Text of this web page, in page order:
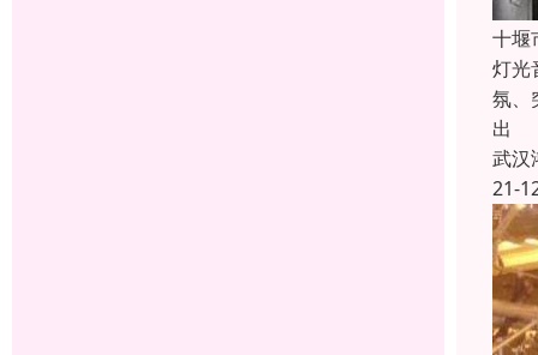
十堰
灯光
氛、
出
武汉
21-